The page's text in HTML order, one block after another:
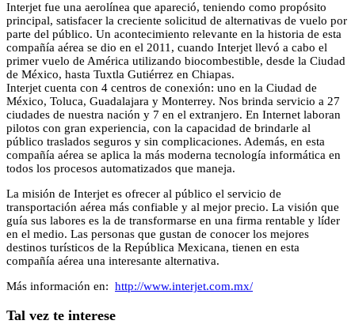
Interjet fue una aerolínea que apareció, teniendo como propósito
principal, satisfacer la creciente solicitud de alternativas de vuelo por
parte del público. Un acontecimiento relevante en la historia de esta
compañía aérea se dio en el 2011, cuando Interjet llevó a cabo el
primer vuelo de América utilizando biocombestible, desde la Ciudad
de México, hasta Tuxtla Gutiérrez en Chiapas.
Interjet cuenta con 4 centros de conexión: uno en la Ciudad de
México, Toluca, Guadalajara y Monterrey. Nos brinda servicio a 27
ciudades de nuestra nación y 7 en el extranjero. En Internet laboran
pilotos con gran experiencia, con la capacidad de brindarle al
público traslados seguros y sin complicaciones. Además, en esta
compañía aérea se aplica la más moderna tecnología informática en
todos los procesos automatizados que maneja.
La misión de Interjet es ofrecer al público el servicio de
transportación aérea más confiable y al mejor precio. La visión que
guía sus labores es la de transformarse en una firma rentable y líder
en el medio. Las personas que gustan de conocer los mejores
destinos turísticos de la República Mexicana, tienen en esta
compañía aérea una interesante alternativa.
Más información en: http://www.interjet.com.mx/
Tal vez te interese